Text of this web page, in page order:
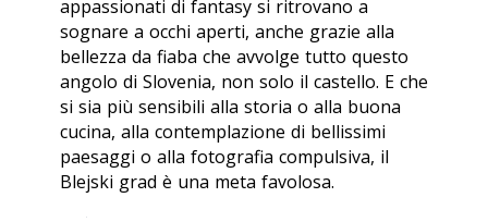
appassionati di fantasy si ritrovano a
sognare a occhi aperti, anche grazie alla
bellezza da fiaba che avvolge tutto questo
angolo di Slovenia, non solo il castello. E che
si sia più sensibili alla storia o alla buona
cucina, alla contemplazione di bellissimi
paesaggi o alla fotografia compulsiva, il
Blejski grad è una meta favolosa.